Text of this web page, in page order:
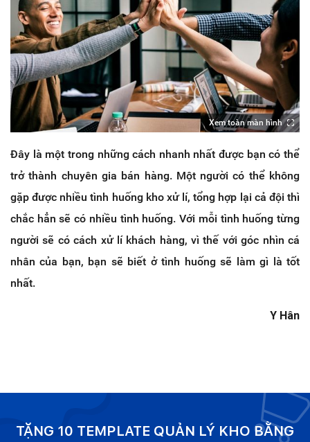
Xem toàn màn hình
Đây là một trong những cách nhanh nhất được bạn có thể
trở thành chuyên gia bán hàng. Một người có thể không
gặp được nhiều tình huống kho xử lí, tổng hợp lại cả đội thì
chắc hẳn sẽ có nhiều tình huống. Với mỗi tình huống từng
người sẽ có cách xử lí khách hàng, vì thế với góc nhìn cá
nhân của bạn, bạn sẽ biết ở tình huống sẽ làm gì là tốt
nhất.
Y Hân
TẶNG 10 TEMPLATE QUẢN LÝ KHO BẰNG